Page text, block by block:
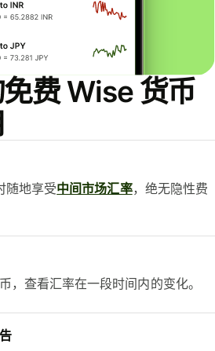
费 Wise 货币
随地享受中间市场汇率，绝无隐性费
，查看汇率在一段时间内的变化。